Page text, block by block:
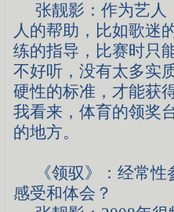
张靓影：作为艺人
人的帮助，比如歌迷
练的指导，比赛时只
不好听，没有太多实
硬性的标准，才能获
我看来，体育的领奖
的地方。
《领驭》：经常性
感受和体会？